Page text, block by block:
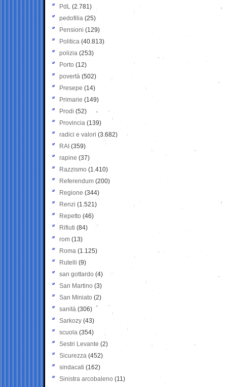
PdL (2.781)
pedofilia (25)
Pensioni (129)
Politica (40.813)
polizia (253)
Porto (12)
povertà (502)
Presepe (14)
Primarie (149)
Prodi (52)
Provincia (139)
radici e valori (3.682)
RAI (359)
rapine (37)
Razzismo (1.410)
Referendum (200)
Regione (344)
Renzi (1.521)
Repetto (46)
Rifiuti (84)
rom (13)
Roma (1.125)
Rutelli (9)
san gottardo (4)
San Martino (3)
San Miniato (2)
sanità (306)
Sarkozy (43)
scuola (354)
Sestri Levante (2)
Sicurezza (452)
sindacati (162)
Sinistra arcobaleno (11)